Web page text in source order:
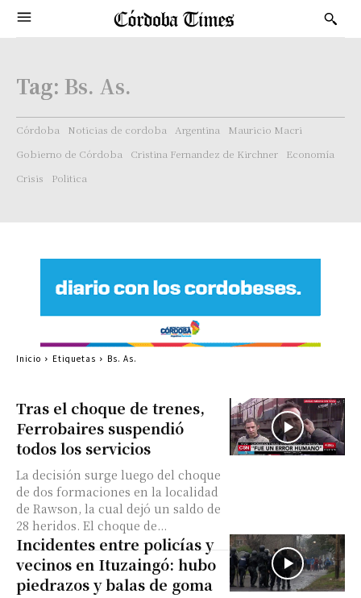
Tag: Bs. As.
Córdoba Noticias de cordoba Argentina
Mauricio Macri
Gobierno de Córdoba
Cristina Fernandez de Kirchner
Economía
Crisis
Politica
Tras el choque de trenes,
Ferrobaires suspendió
todos los servicios
La decisión surge luego del choque
de dos formaciones en la localidad
de Rawson, la cual dejó un saldo de
28 heridos. El choque de...
Incidentes entre policías y
vecinos en Ituzaingó: hubo
piedrazos y balas de goma
Inicio Etiquetas Bs. As.